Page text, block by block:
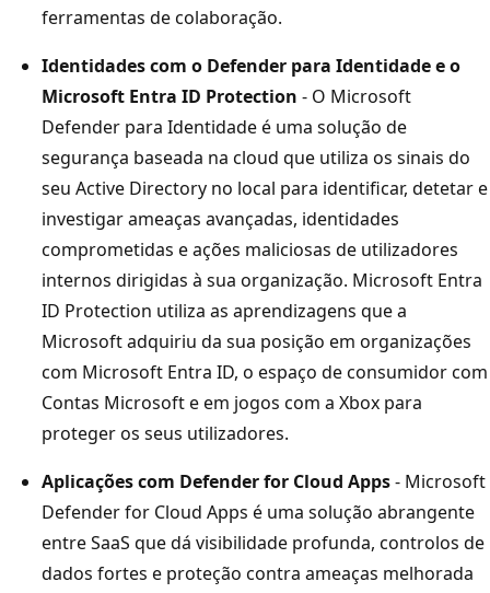
ferramentas de colaboração.
Identidades com o Defender para Identidade e o
Microsoft Entra ID Protection - O Microsoft
Defender para Identidade é uma solução de
segurança baseada na cloud que utiliza os sinais do
seu Active Directory no local para identificar, detetar e
investigar ameaças avançadas, identidades
comprometidas e ações maliciosas de utilizadores
internos dirigidas à sua organização. Microsoft Entra
ID Protection utiliza as aprendizagens que a
Microsoft adquiriu da sua posição em organizações
com Microsoft Entra ID, o espaço de consumidor com
Contas Microsoft e em jogos com a Xbox para
proteger os seus utilizadores.
Aplicações com Defender for Cloud Apps- Microsoft
Defender for Cloud Apps é uma solução abrangente
entre SaaS que dá visibilidade profunda, controlos de
dados fortes e proteção contra ameaças melhorada